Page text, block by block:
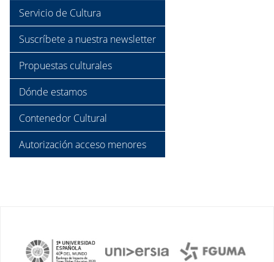
Servicio de Cultura
Suscríbete a nuestra newsletter
Propuestas culturales
Dónde estamos
Contenedor Cultural
Autorización acceso menores